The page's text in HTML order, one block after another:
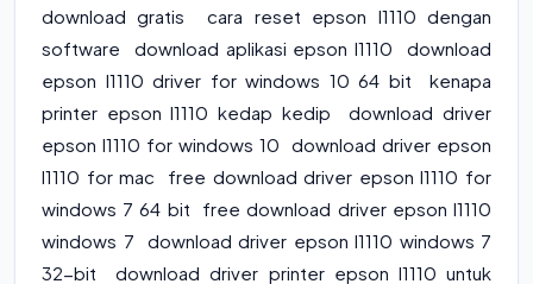
download gratis cara reset epson l1110 dengan
software download aplikasi epson l1110 download
epson l1110 driver for windows 10 64 bit kenapa
printer epson l1110 kedap kedip download driver
epson l1110 for windows 10 download driver epson
l1110 for mac free download driver epson l1110 for
windows 7 64 bit free download driver epson l1110
windows 7 download driver epson l1110 windows 7
32-bit download driver printer epson l1110 untuk